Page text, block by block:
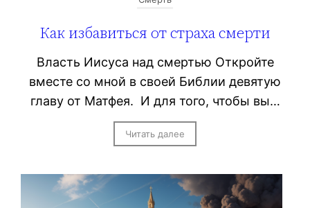
Как избавиться от страха смерти
Власть Иисуса над смертью Откройте
вместе со мной в своей Библии девятую
главу от Матфея. И для того, чтобы вы…
Читать далее